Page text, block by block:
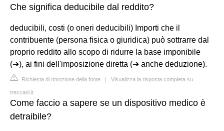
Che significa deducibile dal reddito?
deducibili, costi (o oneri deducibili) Importi che il
contribuente (persona fisica o giuridica) può sottrarre dal
proprio reddito allo scopo di ridurre la base imponibile
(➔), ai fini dell'imposizione diretta (➔ anche deduzione).
Richiesta di rimozione della fonte | Visualizza la risposta completa su
treccani.it
Come faccio a sapere se un dispositivo medico è
detraibile?